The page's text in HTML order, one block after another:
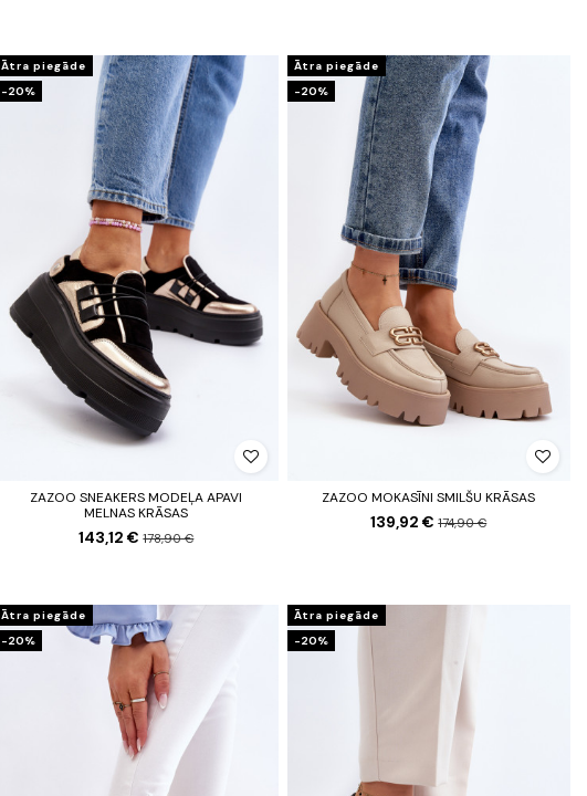
Ātra piegāde
-20%
ZAZOO SNEAKERS MODEĻA APAVI
MELNAS KRĀSAS
143,12 €178,90 €
Ātra piegāde
-20%
ZAZOO MOKASĪNI SMILŠU KRĀSAS
139,92 €174,90 €
Ātra piegāde
-20%
Ātra piegāde
-20%